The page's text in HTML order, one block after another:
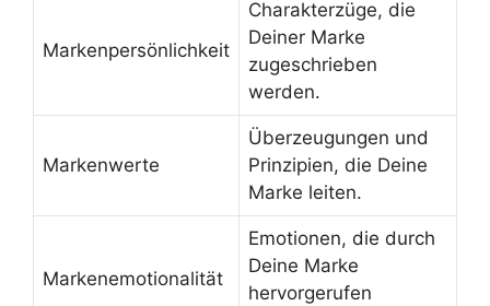
Markenpersönlichkeit
Charakterzüge, die
Deiner Marke
zugeschrieben
werden.
Markenwerte
Überzeugungen und
Prinzipien, die Deine
Marke leiten.
Markenemotionalität
Emotionen, die durch
Deine Marke
hervorgerufen